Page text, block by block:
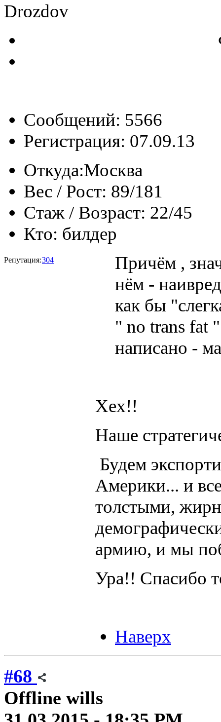
Drozdov
Сообщений: 5566
Регистрация: 07.09.13
Откуда:Москва
Вес / Рост: 89/181
Стаж / Возраст: 22/45
Кто: билдер
Репутация:304
Причём ,
нём -
как бы
" no trans fat
написано -
Хех!!
Наше
Будем
Америки... и
толстыми,
армию, и мы
Ура!! Спасибо
Наверх
#68
Offline wills